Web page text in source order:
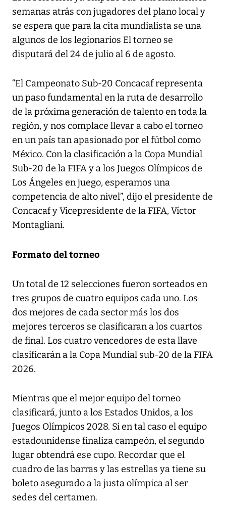
semanas atrás con jugadores del plano local y
se espera que para la cita mundialista se una
algunos de los legionarios El torneo se
disputará del 24 de julio al 6 de agosto.
“El Campeonato Sub-20 Concacaf representa
un paso fundamental en la ruta de desarrollo
de la próxima generación de talento en toda la
región, y nos complace llevar a cabo el torneo
en un país tan apasionado por el fútbol como
México. Con la clasificación a la Copa Mundial
Sub-20 de la FIFA y a los Juegos Olímpicos de
Los Ángeles en juego, esperamos una
competencia de alto nivel”, dijo el presidente de
Concacaf y Vicepresidente de la FIFA, Víctor
Montagliani.
Formato del torneo
Un total de 12 selecciones fueron sorteados en
tres grupos de cuatro equipos cada uno. Los
dos mejores de cada sector más los dos
mejores terceros se clasificaran a los cuartos
de final. Los cuatro vencedores de esta llave
clasificarán a la Copa Mundial sub-20 de la FIFA
2026.
Mientras que el mejor equipo del torneo
clasificará, junto a los Estados Unidos, a los
Juegos Olímpicos 2028. Si en tal caso el equipo
estadounidense finaliza campeón, el segundo
lugar obtendrá ese cupo. Recordar que el
cuadro de las barras y las estrellas ya tiene su
boleto asegurado a la justa olímpica al ser
sedes del certamen.